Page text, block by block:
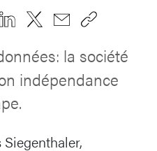
la société
indépendance